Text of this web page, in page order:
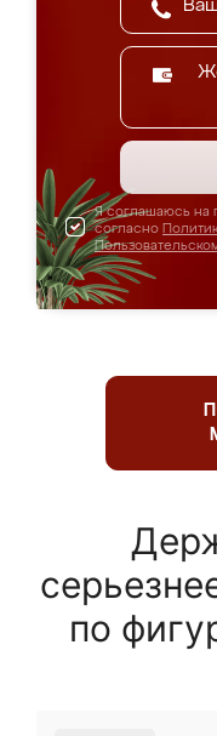
Я соглашаюсь на
согласно
по